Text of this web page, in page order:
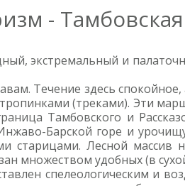
-
экстремальный и
Течение здесь
(треками). Эти
Тамбовского и
Барской горе и
старицами. Лесной массив
множеством удобных (в
спелеологическим и